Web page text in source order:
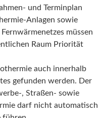
und Terminplan
Anlagen sowie
müssen
Raum Priorität
auch innerhalb
gefunden werden. Der
, Straßen- sowie
darf nicht automatisch